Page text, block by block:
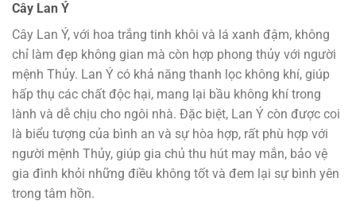
Cây Lan Ý
Cây Lan Ý, với hoa trắng tinh khôi và lá xanh đậm, không
chỉ làm đẹp không gian mà còn hợp phong thủy với người
mệnh Thủy. Lan Ý có khả năng thanh lọc không khí, giúp
hấp thụ các chất độc hại, mang lại bầu không khí trong
lành và dễ chịu cho ngôi nhà. Đặc biệt, Lan Ý còn được coi
là biểu tượng của bình an và sự hòa hợp, rất phù hợp với
người mệnh Thủy, giúp gia chủ thu hút may mắn, bảo vệ
gia đình khỏi những điều không tốt và đem lại sự bình yên
trong tâm hồn.